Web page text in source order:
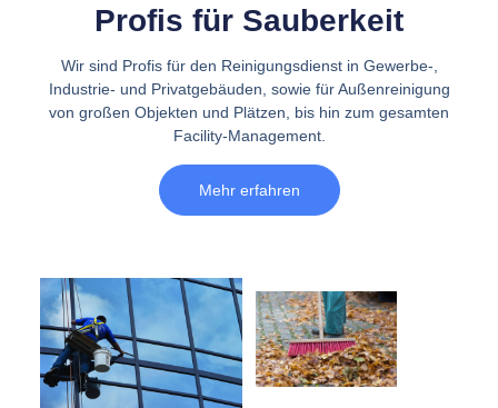
Profis für Sauberkeit
Wir sind Profis für den Reinigungsdienst in Gewerbe-,
Industrie- und Privatgebäuden, sowie für Außenreinigung
von großen Objekten und Plätzen, bis hin zum gesamten
Facility-Management.
Mehr erfahren